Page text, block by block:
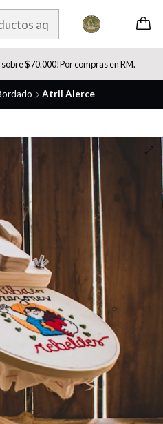
$70.000!Por compras en RM.
Atril Alerce